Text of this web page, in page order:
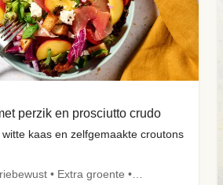
perzik en prosciutto crudo
kaas en zelfgemaakte croutons